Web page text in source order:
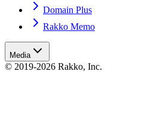
Domain Plus
Rakko Memo
Media
© 2019-2026 Rakko, Inc.